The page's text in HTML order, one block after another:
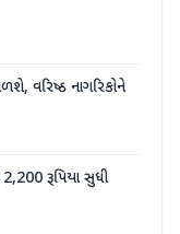
વરિષ્ઠ નાગરિકોને
2,200 રૂપિયા સુધી